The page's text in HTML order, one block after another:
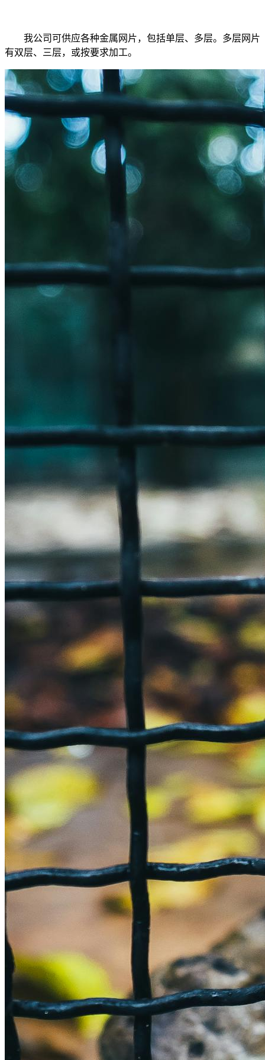
我公司可供应各种金属网片，包括单层、多层。多层网片
有双层、三层，或按要求加工。